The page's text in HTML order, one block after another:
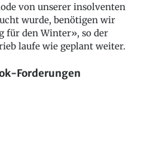
von unserer insolventen
wurde, benötigen wir
für den Winter», so der
laufe wie geplant weiter.
Forderungen